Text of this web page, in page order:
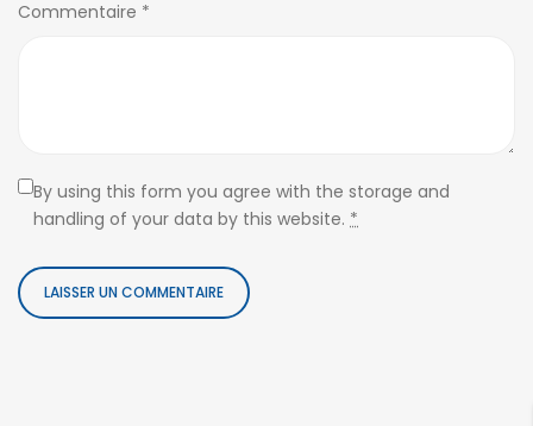
Commentaire *
By using this form you agree with the storage and
handling of your data by this website. *